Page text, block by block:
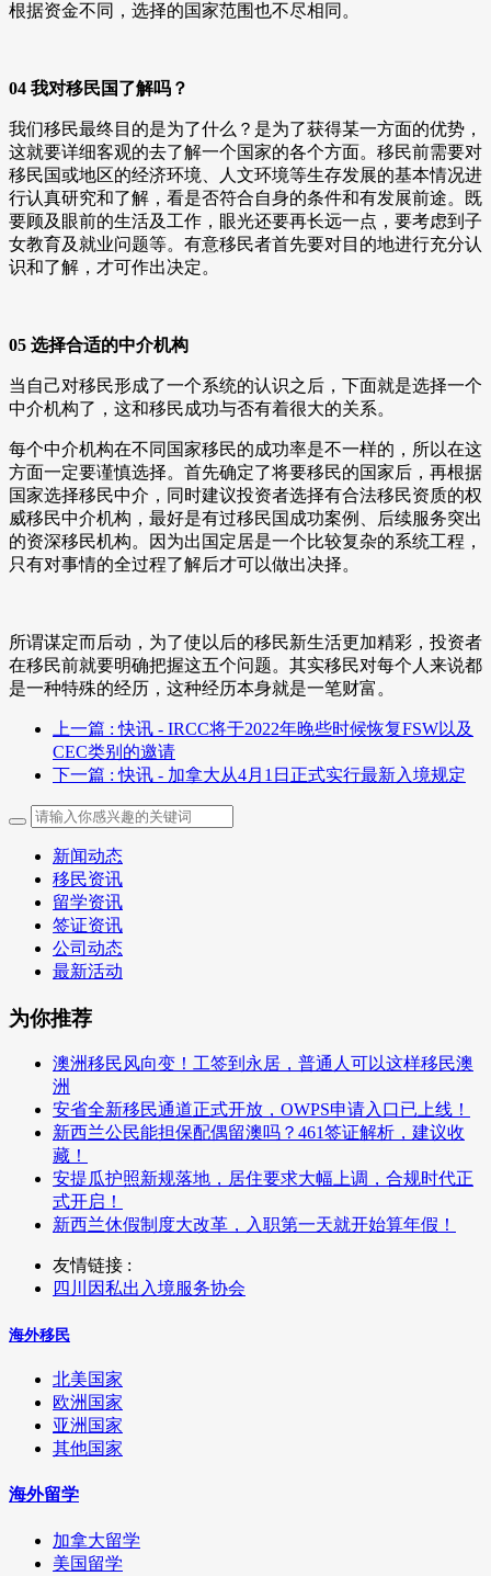
根据资金不同，选择的国家范围也不尽相同。
04 我对移民国了解吗？
我们移民最终目的是为了什么？是为了获得某一方面的优势，
这就要详细客观的去了解一个国家的各个方面。移民前需要对
移民国或地区的经济环境、人文环境等生存发展的基本情况进
行认真研究和了解，看是否符合自身的条件和有发展前途。既
要顾及眼前的生活及工作，眼光还要再长远一点，要考虑到子
女教育及就业问题等。有意移民者首先要对目的地进行充分认
识和了解，才可作出决定。
05 选择合适的中介机构
当自己对移民形成了一个系统的认识之后，下面就是选择一个
中介机构了，这和移民成功与否有着很大的关系。
每个中介机构在不同国家移民的成功率是不一样的，所以在这
方面一定要谨慎选择。首先确定了将要移民的国家后，再根据
国家选择移民中介，同时建议投资者选择有合法移民资质的权
威移民中介机构，最好是有过移民国成功案例、后续服务突出
的资深移民机构。因为出国定居是一个比较复杂的系统工程，
只有对事情的全过程了解后才可以做出决择。
所谓谋定而后动，为了使以后的移民新生活更加精彩，投资者
在移民前就要明确把握这五个问题。其实移民对每个人来说都
是一种特殊的经历，这种经历本身就是一笔财富。
上一篇 : 快讯 - IRCC将于2022年晚些时候恢复FSW以及
CEC类别的邀请
下一篇 : 快讯 - 加拿大从4月1日正式实行最新入境规定
新闻动态
移民资讯
留学资讯
签证资讯
公司动态
最新活动
为你推荐
澳洲移民风向变！工签到永居，普通人可以这样移民澳
洲
安省全新移民通道正式开放，OWPS申请入口已上线！
新西兰公民能担保配偶留澳吗？461签证解析，建议收
藏！
安提瓜护照新规落地，居住要求大幅上调，合规时代正
式开启！
新西兰休假制度大改革，入职第一天就开始算年假！
友情链接 :
四川因私出入境服务协会
海外移民
北美国家
欧洲国家
亚洲国家
其他国家
海外留学
加拿大留学
美国留学